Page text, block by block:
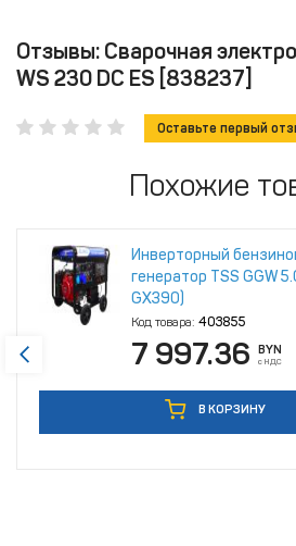
Отзывы: Сварочная
WS 230 DC ES [838237]
Оставьте первый
Похожие
Инверторный
генератор TSS GGW
GX390)
Код товара: 403855
7 997.36 BYN
с НДС
В КОРЗИНУ